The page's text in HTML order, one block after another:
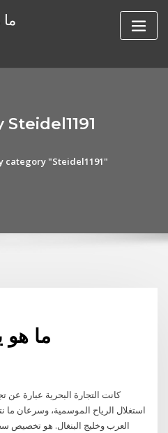
category "Steidel1191"
ما هو
كانت التجارة البحرية عبارة عن
استغلال الرياح الموسمية، وسرعان ما
العرب وخليج البنغال. هو تخصيص